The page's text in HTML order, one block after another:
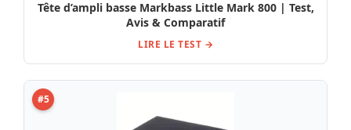
Tête d’ampli basse Markbass Little Mark 800 | Test,
Avis & Comparatif
LIRE LE TEST →
#5